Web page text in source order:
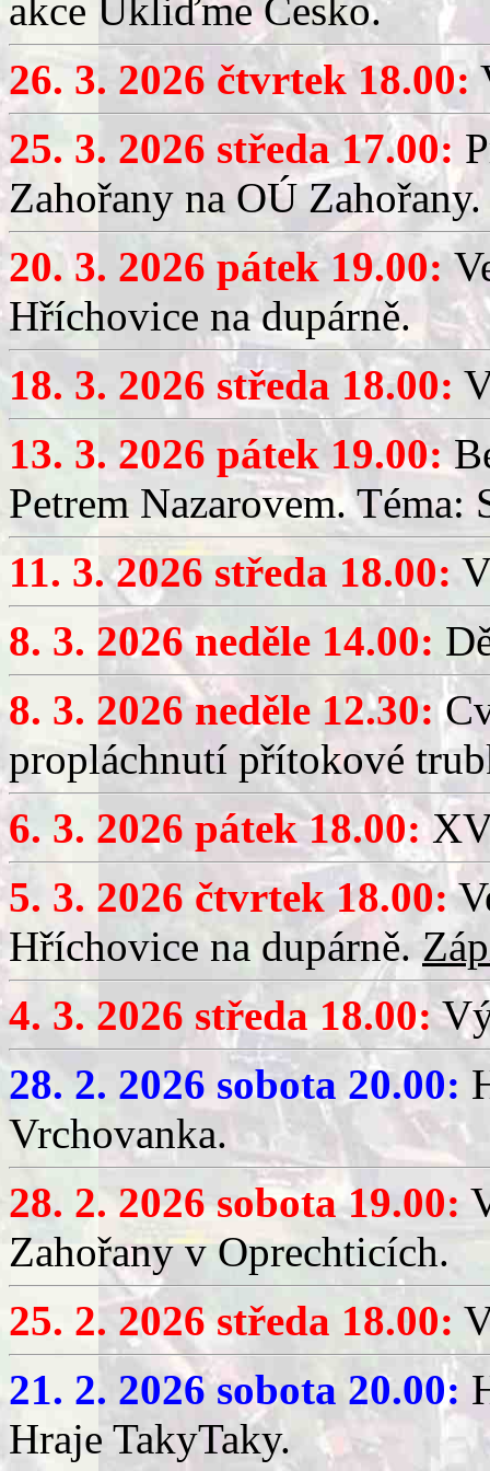
akce Ukliďme Česko.
26. 3. 2026 čtvrtek 18.00:
25. 3. 2026 středa 17.00:
Zahořany na OÚ Zahořany.
20. 3. 2026 pátek 19.00:
Hříchovice na dupárně.
18. 3. 2026 středa 18.00:
13. 3. 2026 pátek 19.00:
Petrem Nazarovem. Téma:
11. 3. 2026 středa 18.00:
8. 3. 2026 neděle 14.00:
8. 3. 2026 neděle 12.30:
propláchnutí přítokové
6. 3. 2026 pátek 18.00:
5. 3. 2026 čtvrtek 18.00:
Hříchovice na dupárně.
4. 3. 2026 středa 18.00:
28. 2. 2026 sobota 20.00:
Vrchovanka.
28. 2. 2026 sobota 19.00:
Zahořany v Oprechticích.
25. 2. 2026 středa 18.00:
21. 2. 2026 sobota 20.00:
Hraje TakyTaky.